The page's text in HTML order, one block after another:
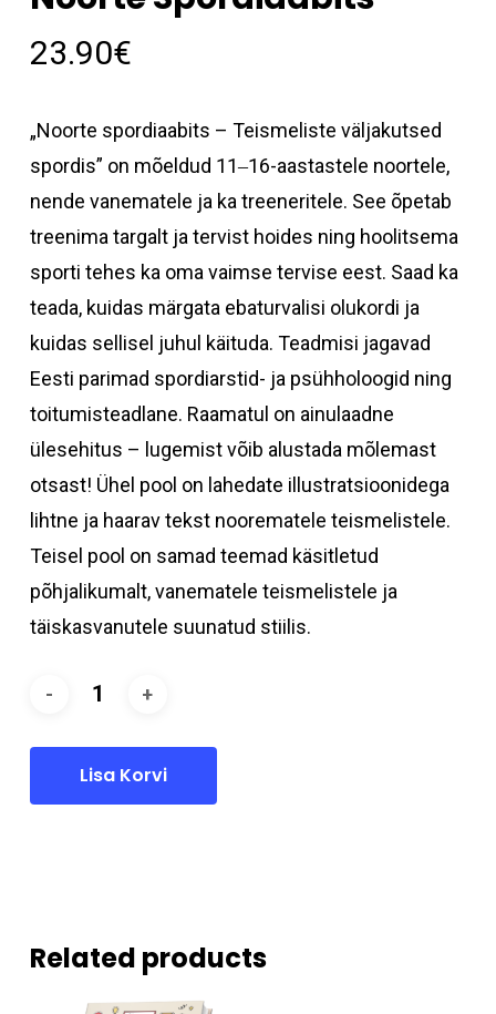
23.90€
„Noorte spordiaabits – Teismeliste väljakutsed
spordis” on mõeldud 11‒16-aastastele noortele,
nende vanematele ja ka treeneritele. See õpetab
treenima targalt ja tervist hoides ning hoolitsema
sporti tehes ka oma vaimse tervise eest. Saad ka
teada, kuidas märgata ebaturvalisi olukordi ja
kuidas sellisel juhul käituda. Teadmisi jagavad
Eesti parimad spordiarstid- ja psühholoogid ning
toitumisteadlane. Raamatul on ainulaadne
ülesehitus – lugemist võib alustada mõlemast
otsast! Ühel pool on lahedate illustratsioonidega
lihtne ja haarav tekst noorematele teismelistele.
Teisel pool on samad teemad käsitletud
põhjalikumalt, vanematele teismelistele ja
täiskasvanutele suunatud stiilis.
Lisa Korvi
Related products